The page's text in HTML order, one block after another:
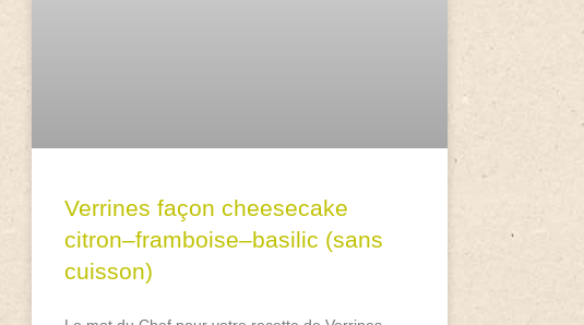
Verrines façon cheesecake
citron–framboise–basilic (sans
cuisson)